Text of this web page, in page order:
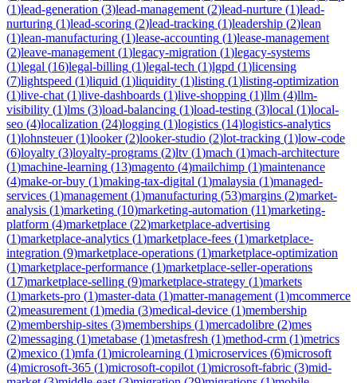
(1)lead-generation (3)lead-management (2)lead-nurture (1)lead-
nurturing (1)lead-scoring (2)lead-tracking (1)leadership (2)lean
(1)lean-manufacturing (1)lease-accounting (1)lease-management
(2)leave-management (1)legacy-migration (1)legacy-systems
(1)legal (16)legal-billing (1)legal-tech (1)lgpd (1)licensing
(7)lightspeed (1)liquid (1)liquidity (1)listing (1)listing-optimization
(1)live-chat (1)live-dashboards (1)live-shopping (1)llm (4)llm-
visibility (1)lms (3)load-balancing (1)load-testing (3)local (1)local-
seo (4)localization (24)logging (1)logistics (14)logistics-analytics
(1)lohnsteuer(1)looker(2)looker-studio (2)lot-tracking (1)low-code
(6)loyalty (3)loyalty-programs (2)ltv (1)mach (1)mach-architecture
(1)machine-learning (13)magento (4)mailchimp (1)maintenance
(4)make-or-buy (1)making-tax-digital (1)malaysia (1)managed-
services (1)management (1)manufacturing (53)margins (2)market-
analysis (1)marketing (10)marketing-automation (11)marketing-
platform (4)marketplace (22)marketplace-advertising
(1)marketplace-analytics (1)marketplace-fees (1)marketplace-
integration (9)marketplace-operations (1)marketplace-optimization
(1)marketplace-performance (1)marketplace-seller-operations
(17)marketplace-selling (9)marketplace-strategy (1)markets
(1)markets-pro (1)master-data (1)matter-management (1)mcommerce
(2)measurement (1)media (3)medical-device (1)membership
(2)membership-sites (3)memberships (1)mercadolibre (2)mes
(2)messaging (1)metabase (1)metasfresh (1)method-crm (1)metrics
(2)mexico (1)mfa (1)microlearning (1)microservices (6)microsoft
(4)microsoft-365 (1)microsoft-copilot (1)microsoft-fabric (3)mid-